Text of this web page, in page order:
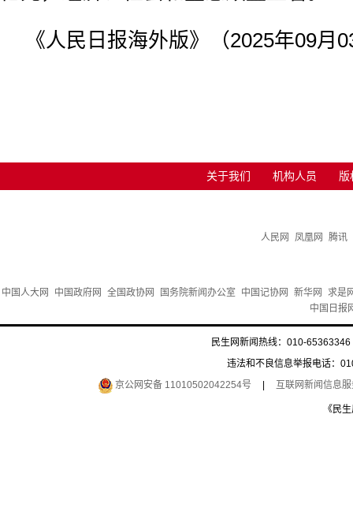
《人民日报海外版》（2025年09月
关于我们 机构人员 版
人民网 凤凰网 腾讯
中国人大网 中国政府网 全国政协网 国务院新闻办公室 中国记协网 新华网
求是
中国日报
民生网新闻热线：010-
违法和不良信息举报电话：
京公网安备 11010502042254号
互联网新闻信息
《民